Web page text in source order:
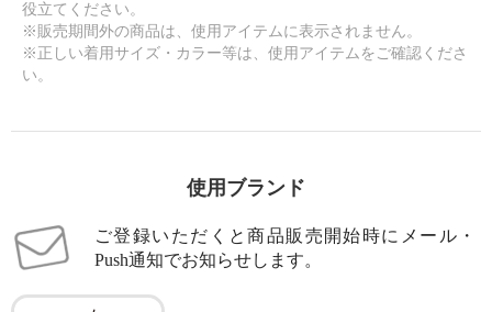
役立てください。
※販売期間外の商品は、使用アイテムに表示されません。
※正しい着用サイズ・カラー等は、使用アイテムをご確認くださ
い。
使用ブランド
ご登録いただくと商品販売開始時にメール・
Push通知でお知らせします。